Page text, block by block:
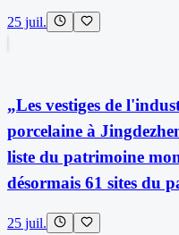
25 juil.
„Les vestiges de
porcelaine à
liste du patrimoine
désormais 61 sites du
25 juil.